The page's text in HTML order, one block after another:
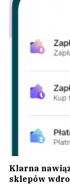
Klarna
sklepów